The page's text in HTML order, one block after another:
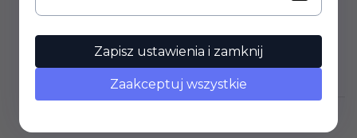
Zapisz ustawienia i zamknij
Zaakceptuj wszystkie